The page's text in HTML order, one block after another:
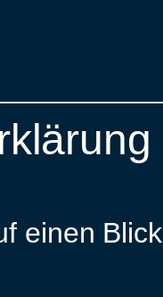
einen Blick